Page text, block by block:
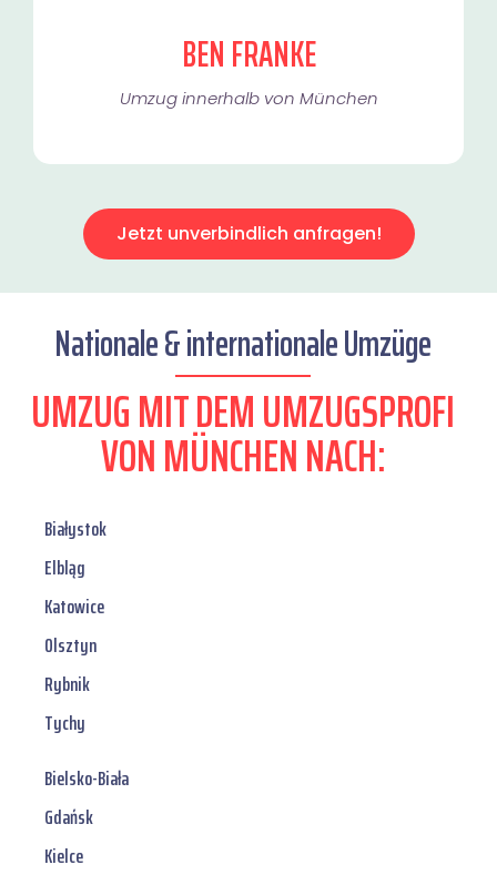
BEN FRANKE
Umzug innerhalb von München​
Jetzt unverbindlich anfragen!
Nationale & internationale Umzüge
UMZUG MIT DEM UMZUGSPROFI
VON MÜNCHEN NACH:
Białystok
Elbląg
Katowice
Olsztyn
Rybnik
Tychy
Bielsko-Biała
Gdańsk
Kielce